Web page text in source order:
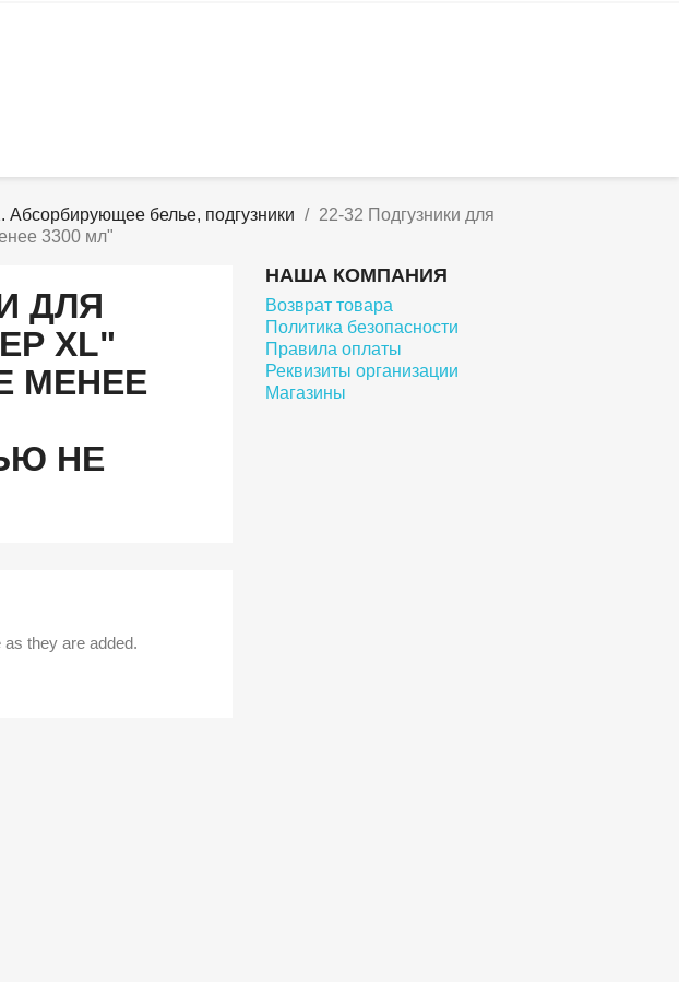
Абсорбирующее белье, подгузники
22-32 Подгузники для
3300 мл"
ДЛЯ
XL"
МЕНЕЕ
НЕ
they are added.
НАША КОМПАНИЯ
Возврат товара
Политика безопасности
Правила оплаты
Реквизиты организации
Магазины